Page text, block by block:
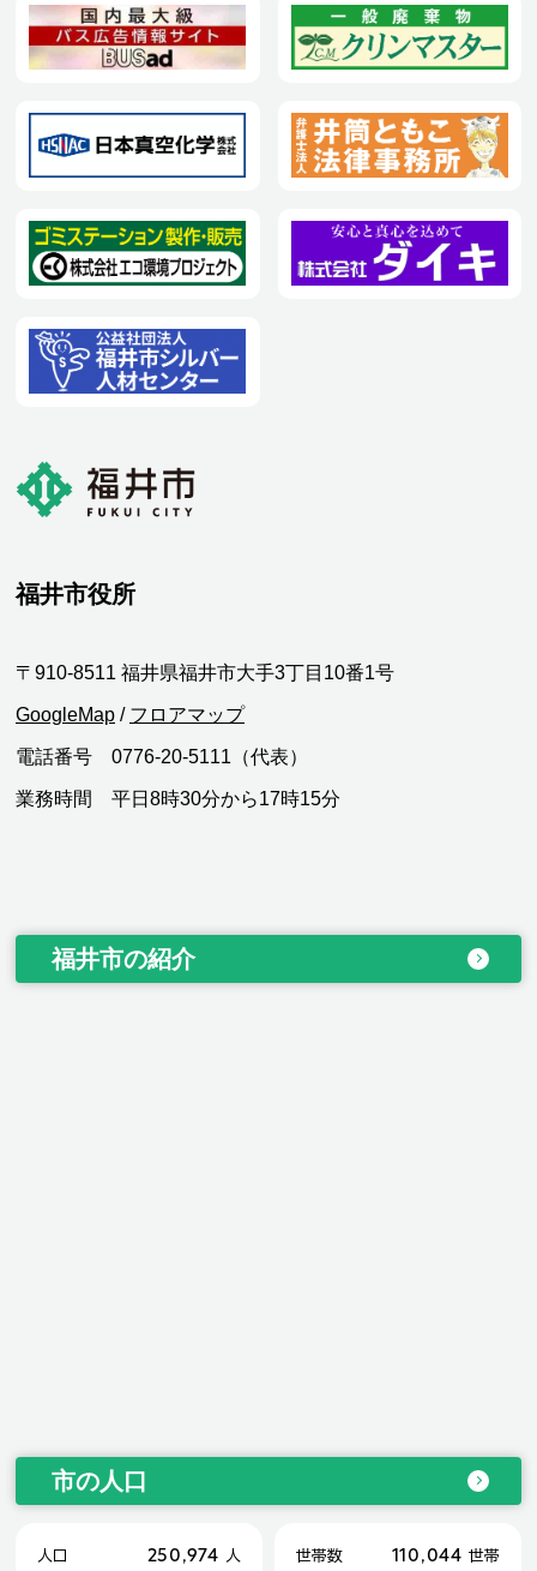
福井市役所
〒910-8511 福井県福井市大手3丁目10番1号
GoogleMap / フロアマップ
電話番号 0776-20-5111（代表）
業務時間 平日8時30分から17時15分
福井市の紹介
市の人口
人口 250,974 人 世帯数 110,044 世帯